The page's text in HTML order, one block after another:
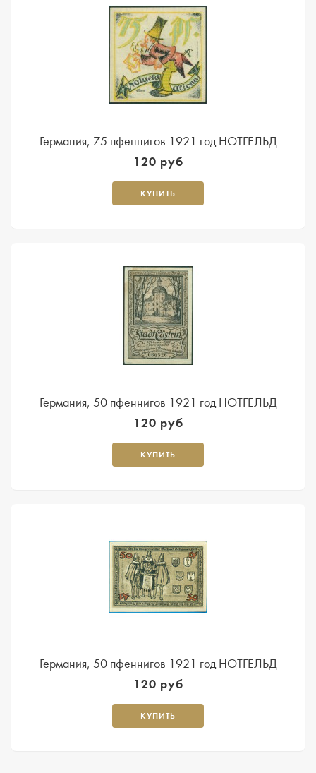
Германия, 75 пфеннигов 1921 год НОТГЕЛЬД
120 руб
КУПИТЬ
Германия, 50 пфеннигов 1921 год НОТГЕЛЬД
120 руб
КУПИТЬ
Германия, 50 пфеннигов 1921 год НОТГЕЛЬД
120 руб
КУПИТЬ